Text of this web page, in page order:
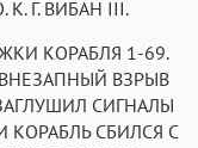
Г. ВИБАН III.
КОРАБЛЯ 1-69.
ВЗРЫВ
СИГНАЛЫ
СБИЛСЯ С